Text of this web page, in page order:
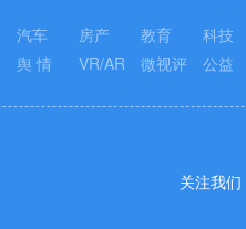
汽车 房产 教育 科技
舆 情 VR/AR 微视评 公益
关注我们